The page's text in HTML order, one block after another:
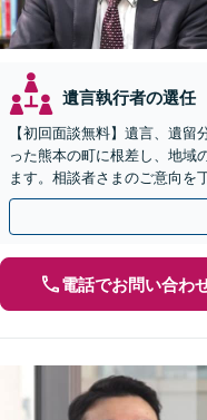
遺言執行者の選任
【初回面談無料】遺言、遺
った熊本の町に根差し、地域
ます。相談者さまのご意向を
す。不動産相続等の実績あり
電話でお問い合わ